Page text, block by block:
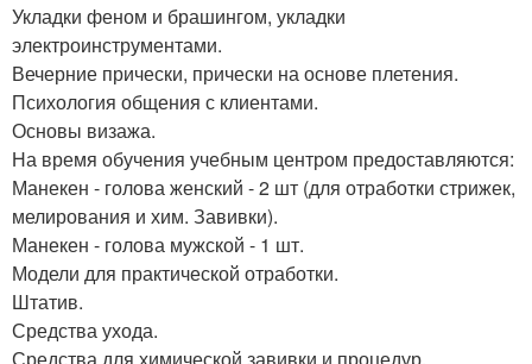
Укладки феном и брашингом, укладки
электроинструментами.
Вечерние прически, прически на основе плетения.
Психология общения с клиентами.
Основы визажа.
На время обучения учебным центром предоставляются:
Манекен - голова женский - 2 шт (для отработки стрижек,
мелирования и хим. Завивки).
Манекен - голова мужской - 1 шт.
Модели для практической отработки.
Штатив.
Средства ухода.
Средства для химической завивки и процедур,